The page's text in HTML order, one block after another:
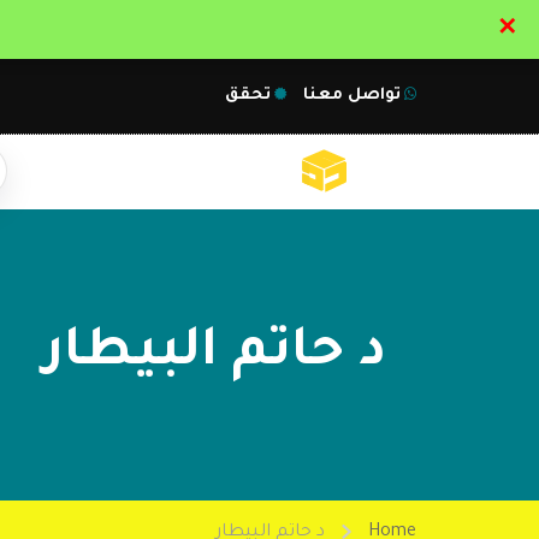
تواصل معنا تحقق
د حاتم البيطار
Home د حاتم البيطار
✕